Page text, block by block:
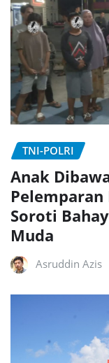
TNI-POLRI
Anak
Pelemparan
Soroti
Muda
Asruddin Azis